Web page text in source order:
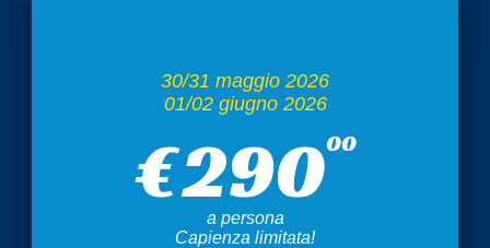
30/31 maggio 2026
01/02 giugno 2026
€29000
a persona
Capienza limitata!